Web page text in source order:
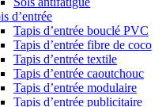
d’entrée
Tapis d’entrée bouclé PVC
Tapis d’entrée fibre de coco
Tapis d’entrée textile
Tapis d’entrée caoutchouc
Tapis d’entrée modulaire
Tapis d’entrée publicitaire